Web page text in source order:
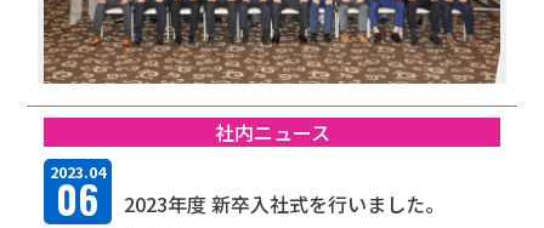
社内ニュース
2023.04
06 2023年度 新卒入社式を行いました。